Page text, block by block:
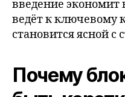
введение
ведёт к ключевому
становится ясной
Почему